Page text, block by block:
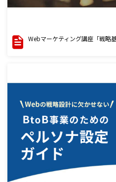
Webマーケティング講座「戦略基